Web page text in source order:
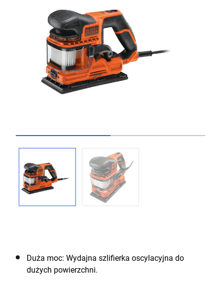
Go to slide 1 Go to slide 2
Duża moc: Wydajna szlifierka oscylacyjna do
dużych powierzchni.